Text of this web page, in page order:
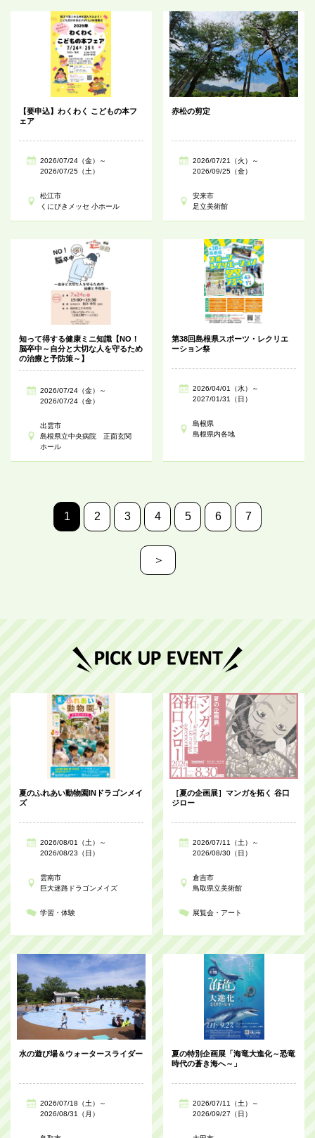
【要申込】わくわく こどもの本フ
ェア
2026/07/24（金）～
2026/07/25（土）
松江市
くにびきメッセ 小ホール
赤松の剪定
2026/07/21（火）～
2026/09/25（金）
安来市
足立美術館
知って得する健康ミニ知識【NO！
脳卒中～自分と大切な人を守るため
の治療と予防策～】
2026/07/24（金）～
2026/07/24（金）
出雲市
島根県立中央病院 正面玄関
ホール
第38回島根県スポーツ・レクリエ
ーション祭
2026/04/01（水）～
2027/01/31（日）
島根県
島根県内各地
1 2 3 4 5 6 7
＞
夏のふれあい動物園INドラゴンメイ
ズ
2026/08/01（土）～
2026/08/23（日）
雲南市
巨大迷路ドラゴンメイズ
学習・体験
［夏の企画展］マンガを拓く 谷口
ジロー
2026/07/11（土）～
2026/08/30（日）
倉吉市
鳥取県立美術館
展覧会・アート
水の遊び場＆ウォータースライダー
2026/07/18（土）～
2026/08/31（月）
夏の特別企画展「海竜大進化～恐竜
時代の蒼き海へ～」
2026/07/11（土）～
2026/09/27（日）